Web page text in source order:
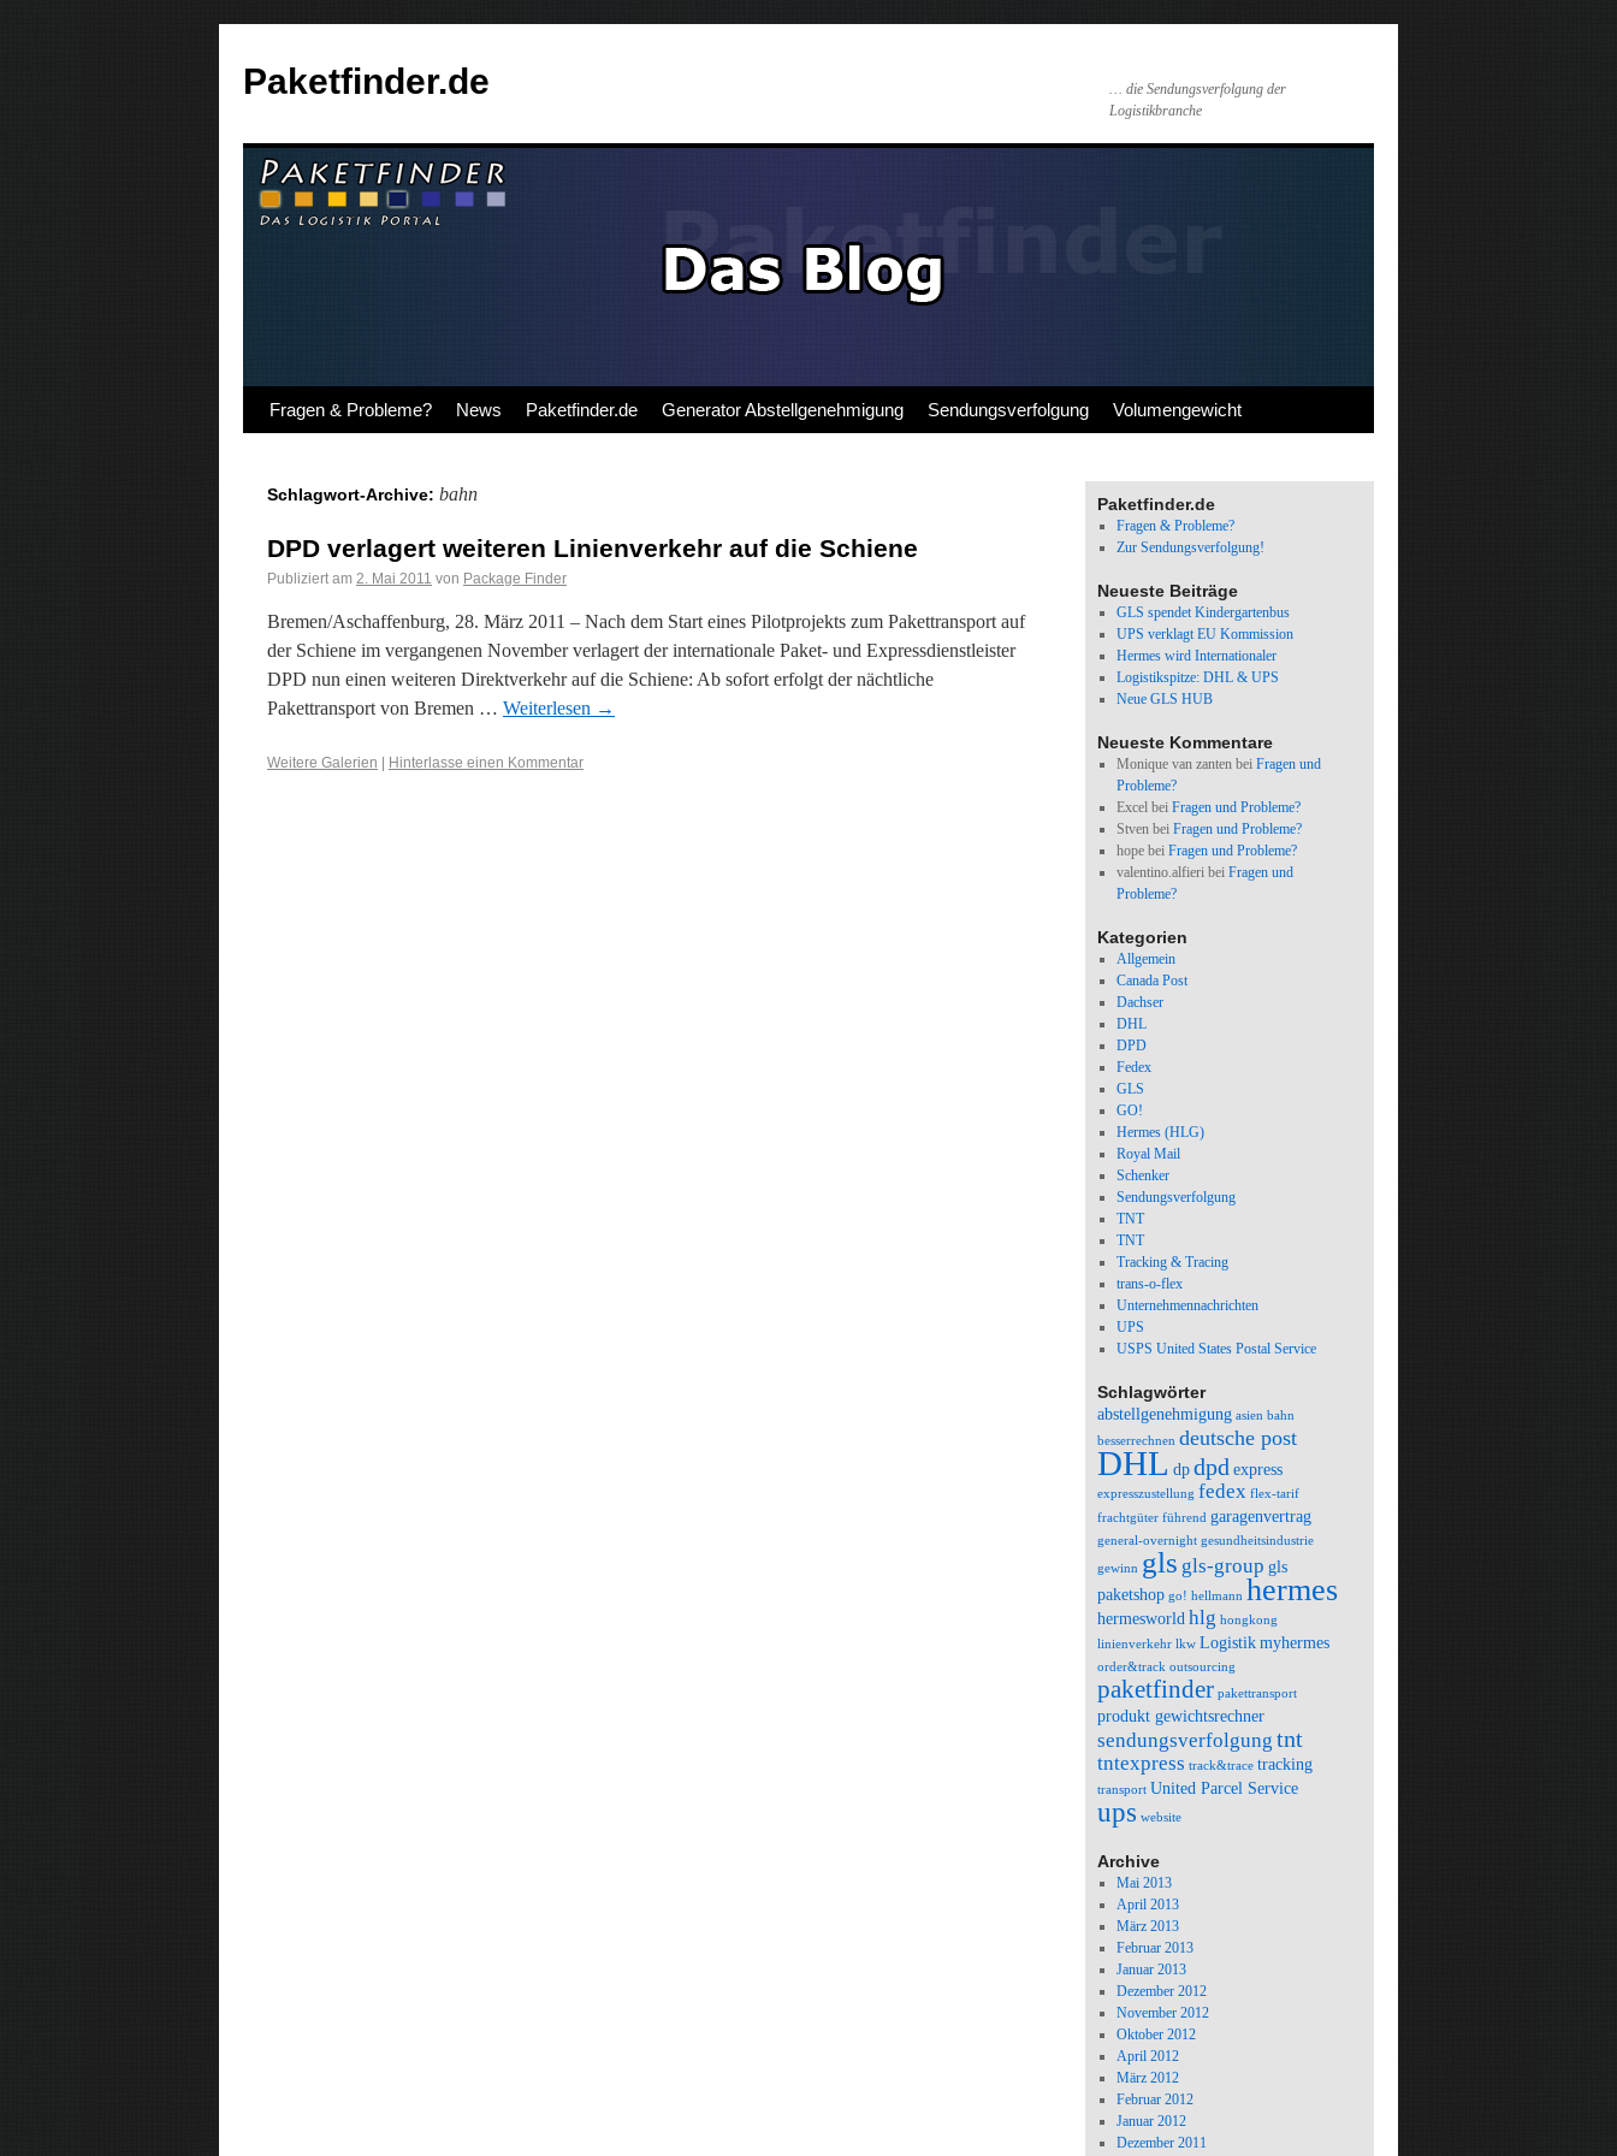
Paketfinder.de
… die Sendungsverfolgung der
Logistikbranche
Fragen & Probleme? News Paketfinder.de Generator Abstellgenehmigung Sendungsverfolgung Volumengewicht
Schlagwort-Archive: bahn
DPD verlagert weiteren Linienverkehr auf die Schiene
Publiziert am 2. Mai 2011 von Package Finder
Bremen/Aschaffenburg, 28. März 2011 – Nach dem Start eines Pilotprojekts zum Pakettransport auf
der Schiene im vergangenen November verlagert der internationale Paket- und Expressdienstleister
DPD nun einen weiteren Direktverkehr auf die Schiene: Ab sofort erfolgt der nächtliche
Pakettransport von Bremen … Weiterlesen →
Weitere Galerien Hinterlasse einen Kommentar
Paketfinder.de
Fragen & Probleme?
Zur Sendungsverfolgung!
Neueste Beiträge
GLS spendet Kindergartenbus
UPS verklagt EU Kommission
Hermes wird Internationaler
Logistikspitze: DHL & UPS
Neue GLS HUB
Neueste Kommentare
Monique van zantenbei Fragen und
Probleme?
Excelbei Fragen und Probleme?
Stvenbei Fragen und Probleme?
hopebei Fragen und Probleme?
valentino.alfieribei Fragen und
Probleme?
Kategorien
Allgemein
Canada Post
Dachser
DHL
DPD
Fedex
GLS
GO!
Hermes (HLG)
Royal Mail
Schenker
Sendungsverfolgung
TNT
TNT
Tracking & Tracing
trans-o-flex
Unternehmennachrichten
UPS
USPS United States Postal Service
Schlagwörter
abstellgenehmigung asien bahn
besserrechnen deutsche post
DHL dpdpd express
expresszustellung fedex flex-tarif
frachtgüter führend garagenvertrag
general-overnight gesundheitsindustrie
gewinn gls gls-group gls
paketshop go! hellmann hermes
hermesworld hlg hongkong
linienverkehr lkw Logistikmyhermes
order&track outsourcing
paketfinder pakettransport
produkt gewichtsrechner
sendungsverfolgung tnt
tntexpress track&trace tracking
transport United Parcel Service
ups website
Archive
Mai 2013
April 2013
März 2013
Februar 2013
Januar 2013
Dezember 2012
November 2012
Oktober 2012
April 2012
März 2012
Februar 2012
Januar 2012
Dezember 2011